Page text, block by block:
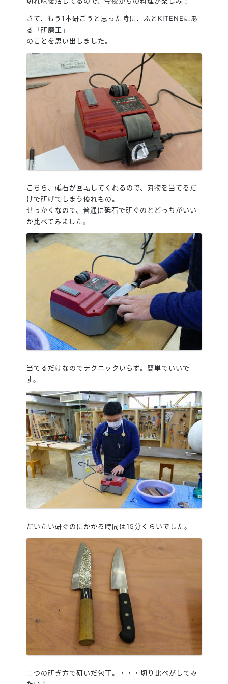
さて、もう1本研ごうと思った時に、ふとKITENEにあ
る「研磨王」
のことを思い出しました。
こちら、砥石が回転してくれるので、刃物を当てるだ
けで研げてしまう優れもの。
せっかくなので、普通に砥石で研ぐのとどっちがいい
か比べてみました。
当てるだけなのでテクニックいらず。簡単でいいで
す。
だいたい研ぐのにかかる時間は15分くらいでした。
二つの研ぎ方で研いだ包丁。・・・切り比べがしてみ